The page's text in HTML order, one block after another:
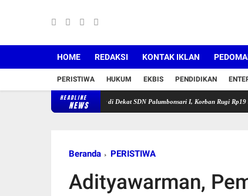
HOME REDAKSI KONTAK IKLAN
PERISTIWA HUKUM EKBIS PENDIDIKAN
HEADLINE
NEWS
Buru Pelaku Curanmor di Dekat SDN Palumbonsari I, Korban Rugi Rp19 Juta
Beranda PERISTIWA
Adityawarman,